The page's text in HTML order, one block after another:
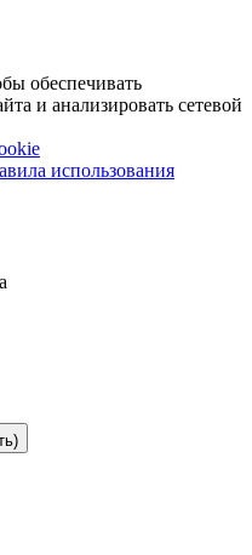
обеспечивать
и анализировать сетевой
использования